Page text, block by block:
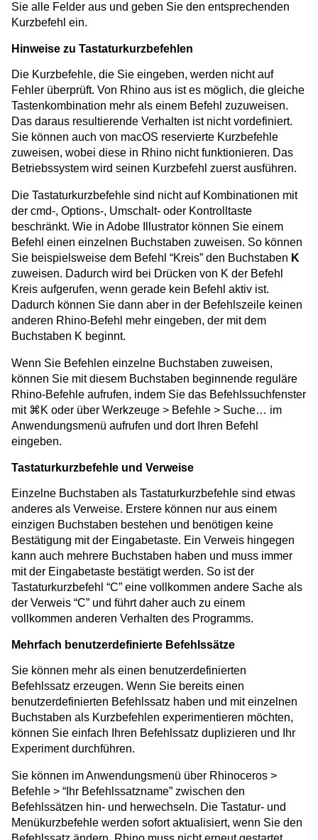
Sie alle Felder aus und geben Sie den entsprechenden
Kurzbefehl ein.
Hinweise zu Tastaturkurzbefehlen
Die Kurzbefehle, die Sie eingeben, werden nicht auf
Fehler überprüft. Von Rhino aus ist es möglich, die gleiche
Tastenkombination mehr als einem Befehl zuzuweisen.
Das daraus resultierende Verhalten ist nicht vordefiniert.
Sie können auch von macOS reservierte Kurzbefehle
zuweisen, wobei diese in Rhino nicht funktionieren. Das
Betriebssystem wird seinen Kurzbefehl zuerst ausführen.
Die Tastaturkurzbefehle sind nicht auf Kombinationen mit
der cmd-, Options-, Umschalt- oder Kontrolltaste
beschränkt. Wie in Adobe Illustrator können Sie einem
Befehl einen einzelnen Buchstaben zuweisen. So können
Sie beispielsweise dem Befehl “Kreis” den Buchstaben K
zuweisen. Dadurch wird bei Drücken von K der Befehl
Kreis aufgerufen, wenn gerade kein Befehl aktiv ist.
Dadurch können Sie dann aber in der Befehlszeile keinen
anderen Rhino-Befehl mehr eingeben, der mit dem
Buchstaben K beginnt.
Wenn Sie Befehlen einzelne Buchstaben zuweisen,
können Sie mit diesem Buchstaben beginnende reguläre
Rhino-Befehle aufrufen, indem Sie das Befehlssuchfenster
mit ⌘K oder über Werkzeuge > Befehle > Suche… im
Anwendungsmenü aufrufen und dort Ihren Befehl
eingeben.
Tastaturkurzbefehle und Verweise
Einzelne Buchstaben als Tastaturkurzbefehle sind etwas
anderes als Verweise. Erstere können nur aus einem
einzigen Buchstaben bestehen und benötigen keine
Bestätigung mit der Eingabetaste. Ein Verweis hingegen
kann auch mehrere Buchstaben haben und muss immer
mit der Eingabetaste bestätigt werden. So ist der
Tastaturkurzbefehl “C” eine vollkommen andere Sache als
der Verweis “C” und führt daher auch zu einem
vollkommen anderen Verhalten des Programms.
Mehrfach benutzerdefinierte Befehlssätze
Sie können mehr als einen benutzerdefinierten
Befehlssatz erzeugen. Wenn Sie bereits einen
benutzerdefinierten Befehlssatz haben und mit einzelnen
Buchstaben als Kurzbefehlen experimentieren möchten,
können Sie einfach Ihren Befehlssatz duplizieren und Ihr
Experiment durchführen.
Sie können im Anwendungsmenü über Rhinoceros >
Befehle > “Ihr Befehlssatzname” zwischen den
Befehlssätzen hin- und herwechseln. Die Tastatur- und
Menükurzbefehle werden sofort aktualisiert, wenn Sie den